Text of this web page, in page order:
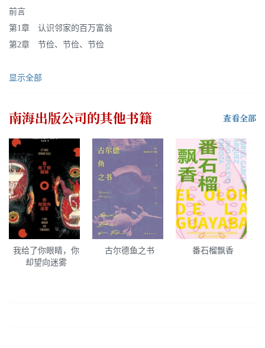
前言
第1章 认识邻家的百万富翁
第2章 节俭、节俭、节俭
显示全部
南海出版公司 的其他书籍 查看全部
我给了你眼睛，你
却望向迷雾
古尔德鱼之书 番石榴飘香